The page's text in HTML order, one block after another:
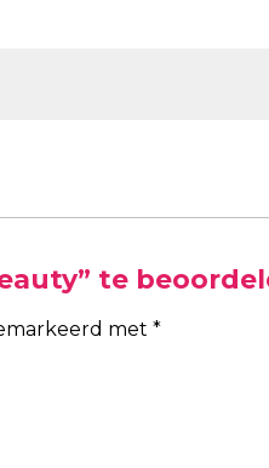
te
met *